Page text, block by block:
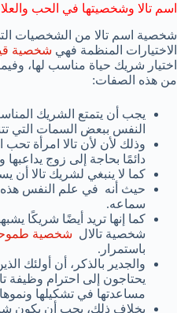
اسم تالا وشخصيتها في الحب
شخصية اسم تالا من الشخصيات
الاختيارات المنظمة فهي شخصية
اختيار شريك حياة مناسب لها،
من هذه الصفات:
يجب أن يتمتع الشريك
النفس ببعض السمات التي
وذلك لأن لأن تالا امرأة تحب
دائمًا بحاجة إلى زوج يداعبها
كما لا ينبغي لشريك تالا أن
حيث أنه في علم النفس هذه
سماعه.
كما إنها تريد أيضًا شريكًا
شخصية تالال شخصية
باستمرار.
والجدير بالذكر، أن أولئك
يحتاجون إلى احترام وظيفة
مساعدتها في تشكيلها
بخلاف ذلك، يجب أن يكون